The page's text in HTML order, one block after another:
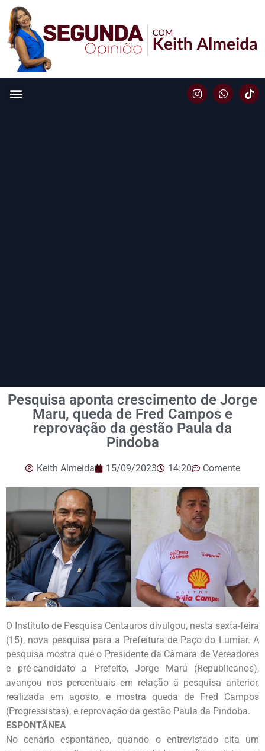
Pesquisa aponta crescimento de Jorge
Maru, queda de Fred Campos e
reprovação da gestão Paula da
Pindoba
Keith Almeida 15/09/2023 14:20 Comente
O Instituto de Pesquisa Centauros divulgou, nesta sexta-feira
(15), nova pesquisa para a Prefeitura de Paço do Lumiar. A
pesquisa mostra que o Presidente da Câmara de Vereadores
e pré-candidato a Prefeito, Jorge Marú (Republicanos),
avançou nos percentuais em relação à pesquisa anterior,
realizada em agosto, e mostra queda de Fred Campos
(Progressistas), e reprovação da gestão Paula da Pindoba.
ESPONTÂNEA
No cenário espontâneo, quando o entrevistado cita um